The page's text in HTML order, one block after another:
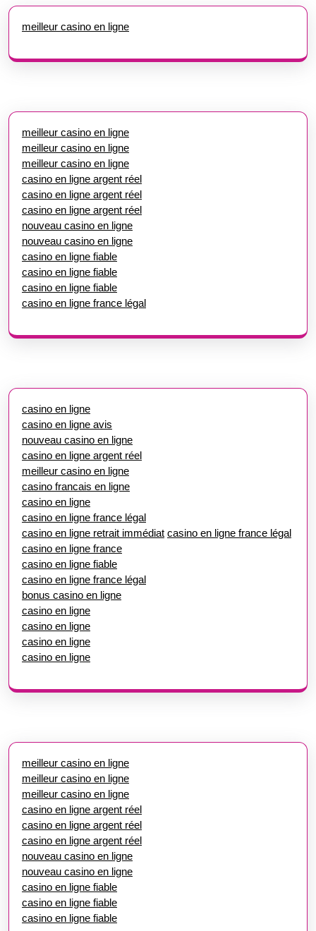
meilleur casino en ligne
meilleur casino en ligne
meilleur casino en ligne
meilleur casino en ligne
casino en ligne argent réel
casino en ligne argent réel
casino en ligne argent réel
nouveau casino en ligne
nouveau casino en ligne
casino en ligne fiable
casino en ligne fiable
casino en ligne fiable
casino en ligne france légal
casino en ligne
casino en ligne avis
nouveau casino en ligne
casino en ligne argent réel
meilleur casino en ligne
casino francais en ligne
casino en ligne
casino en ligne france légal
casino en ligne retrait immédiat casino en ligne france légal
casino en ligne france
casino en ligne fiable
casino en ligne france légal
bonus casino en ligne
casino en ligne
casino en ligne
casino en ligne
casino en ligne
meilleur casino en ligne
meilleur casino en ligne
meilleur casino en ligne
casino en ligne argent réel
casino en ligne argent réel
casino en ligne argent réel
nouveau casino en ligne
nouveau casino en ligne
casino en ligne fiable
casino en ligne fiable
casino en ligne fiable